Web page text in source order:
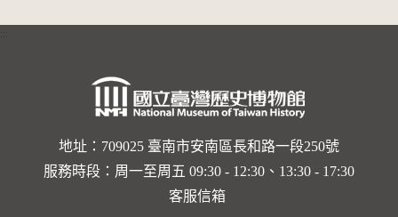
地址：709025 臺南市安南區長和路一段250號
服務時段：周一至周五 09:30 - 12:30、13:30 - 17:30
客服信箱